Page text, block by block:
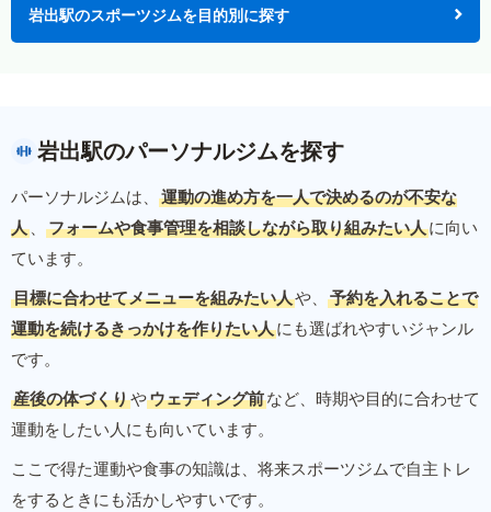
岩出駅のスポーツジムを目的別に探す
岩出駅のパーソナルジムを探す
パーソナルジムは、
運動の進め方を一人で決めるのが不安な
人 、 フォームや食事管理を相談しながら取り組みたい人に向い
ています。
目標に合わせてメニューを組みたい人や、
予約を入れることで
運動を続けるきっかけを作りたい人にも選ばれやすいジャンル
です。
産後の体づくりやウェディング前など、時期や目的に合わせて
運動をしたい人にも向いています。
ここで得た運動や食事の知識は、将来スポーツジムで自主トレ
をするときにも活かしやすいです。